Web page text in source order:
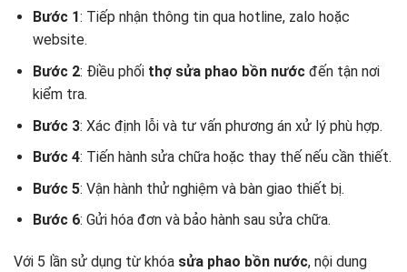
Bước 1: Tiếp nhận thông tin qua hotline, zalo hoặc
website.
Bước 2: Điều phối thợ sửa phao bồn nướcđến tận nơi
kiểm tra.
Bước 3: Xác định lỗi và tư vấn phương án xử lý phù hợp.
Bước 4: Tiến hành sửa chữa hoặc thay thế nếu cần thiết.
Bước 5: Vận hành thử nghiệm và bàn giao thiết bị.
Bước 6: Gửi hóa đơn và bảo hành sau sửa chữa.
Với 5 lần sử dụng từ khóa sửa phao bồn nước, nội dung